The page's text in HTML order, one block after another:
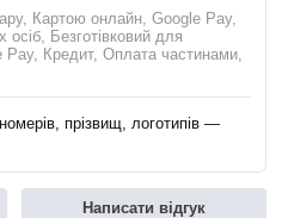
Картою онлайн, Google Pay,
Безготівковий для
Pay, Кредит, Оплата частинами,
прізвищ, логотипів —
Написати відгук